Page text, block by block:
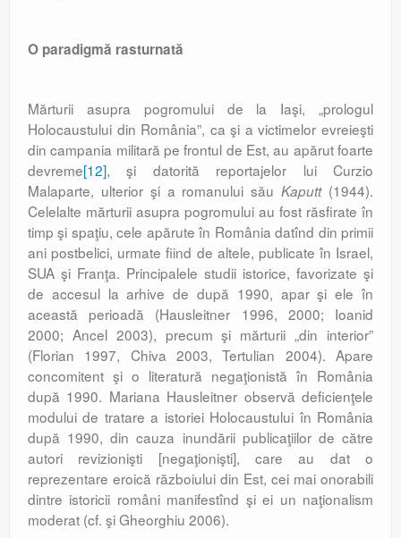
O paradigmă rasturnată
Mărturii asupra pogromului de la Iaşi, „prologul
Holocaustului din România”, ca şi a victimelor evreieşti
din campania militară pe frontul de Est, au apărut foarte
devreme[12], şi datorită reportajelor lui Curzio
Malaparte, ulterior şi a romanului săuKaputt(1944).
Celelalte mărturii asupra pogromului au fost răsfirate în
timp şi spaţiu, cele apărute în România datînd din primii
ani postbelici, urmate fiind de altele, publicate în Israel,
SUA şi Franţa. Principalele studii istorice, favorizate şi
de accesul la arhive de după 1990, apar şi ele în
această perioadă (Hausleitner 1996, 2000; Ioanid
2000; Ancel 2003), precum şi mărturii „din interior”
(Florian 1997, Chiva 2003, Tertulian 2004). Apare
concomitent şi o literatură negaţionistă în România
după 1990. Mariana Hausleitner observă deficienţele
modului de tratare a istoriei Holocaustului în România
după 1990, din cauza inundării publicaţiilor de către
autori revizionişti [negaţionişti], care au dat o
reprezentare eroică războiului din Est, cei mai onorabili
dintre istoricii români manifestînd şi ei un naţionalism
moderat (cf. şi Gheorghiu 2006).